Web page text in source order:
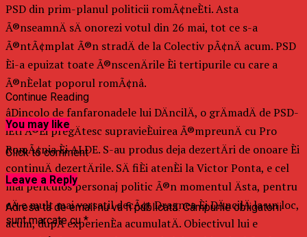
PSD din prim-planul politicii romÃ¢neÈti. Asta
Ã®nseamnÄ sÄ onorezi votul din 26 mai, tot ce s-a
Ã®ntÃ¢mplat Ã®n stradÄ de la Colectiv pÃ¢nÄ acum. PSD
Èi-a epuizat toate Ã®nscenÄrile Èi tertipurile cu care a
Ã®nÈelat poporul romÃ¢nâ.
âDincolo de fanfaronadele lui DÄncilÄ, o grÄmadÄ de PSD-
iÈti Ã®Èi pregÄtesc supravieÈuirea Ã®mpreunÄ cu Pro
RomÃ¢nia Èi ALDE. S-au produs deja dezertÄri de onoare Èi
continuÄ dezertÄrile. SÄ fiÈi atenÈi la Victor Ponta, e cel
mai periculos personaj politic Ã®n momentul Ästa, pentru
cÄ e mult mai versatil decÃ¢t Dragnea Èi DÄncilÄ la un loc,
acum, dupÄ experienÈa acumulatÄ. Obiectivul lui e
Continue Reading
You may like
Click to comment
Leave a Reply
Adresa ta de email nu va fi publicată. Câmpurile obligatorii
sunt marcate cu*